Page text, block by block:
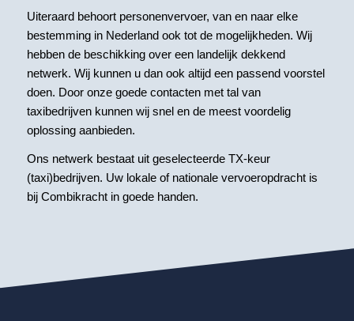
Uiteraard behoort personenvervoer, van en naar elke
bestemming in Nederland ook tot de mogelijkheden. Wij
hebben de beschikking over een landelijk dekkend
netwerk. Wij kunnen u dan ook altijd een passend voorstel
doen. Door onze goede contacten met tal van
taxibedrijven kunnen wij snel en de meest voordelig
oplossing aanbieden.
Ons netwerk bestaat uit geselecteerde TX-keur
(taxi)bedrijven. Uw lokale of nationale vervoeropdracht is
bij Combikracht in goede handen.